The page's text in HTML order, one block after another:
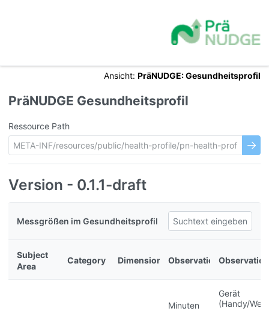
Ansicht: PräNUDGE: Gesundheitsprofil
PräNUDGE Gesundheitsprofil
Ressource Path
Version - 0.1.1-draft
Messgrößen im Gesundheitsprofil
Subject
Area
Category Dimension Observation
Minuten
Gerät
(Handy/